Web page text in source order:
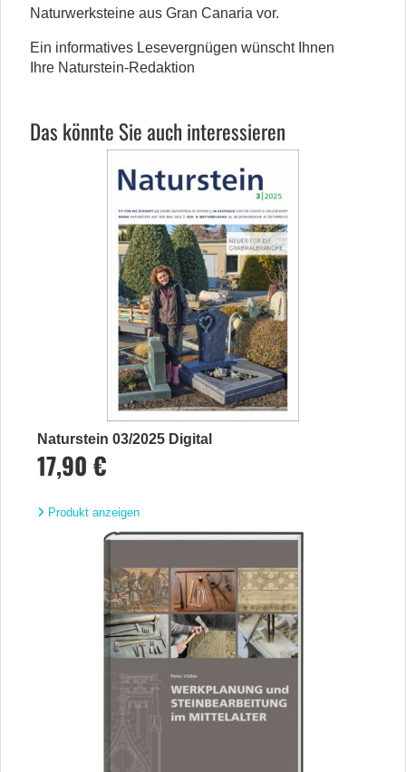
Naturwerksteine aus Gran Canaria vor.
Ein informatives Lesevergnügen wünscht Ihnen
Ihre Naturstein-Redaktion
Das könnte Sie auch interessieren
Naturstein 03/2025 Digital
17,90 €
Produkt anzeigen